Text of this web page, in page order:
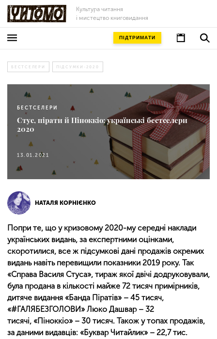
Культура читання
і мистецтво книговидання
ПІДТРИМАТИ
БЕСТСЕЛЕРИ ПІДСУМКИ-2020
БЕСТСЕЛЕРИ
Стус, пірати й Піноккіо: українські бестселери
2020
13.01.2021
НАТАЛЯ КОРНІЄНКО
Попри те, що у кризовому 2020-му середні наклади
українських видань, за експертними оцінками,
скоротилися, все ж підсумкові дані продажів окремих
видань навіть перевищили показники 2019 року. Так
«Справа Василя Стуса», тираж якої двічі додруковували,
була продана в кількості майже 72 тисяч примірників,
дитяче видання «Банда Піратів» – 45 тисяч,
«#ГАЛЯБЕЗГОЛОВИ» Люко Дашвар – 32
тисячі, «Піноккіо» – 30 тисяч. Також у топах продажів,
за даними видавців: «Буквар Читайлик» – 22,7 тис.